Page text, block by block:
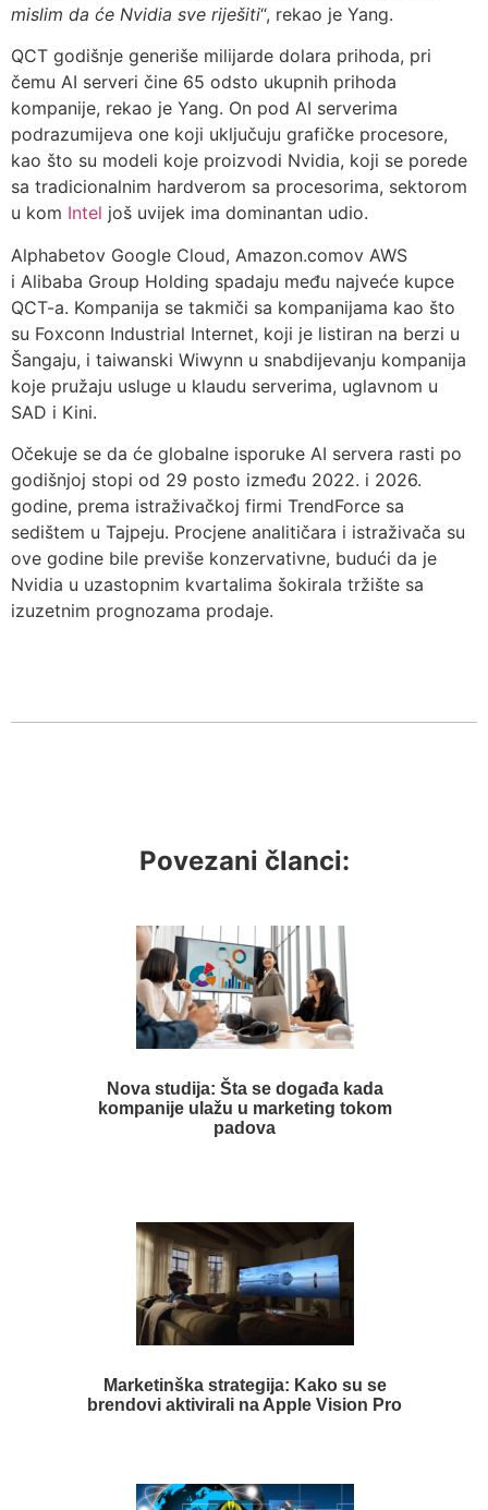
mislim da će Nvidia sve riješiti“, rekao je Yang.
QCT godišnje generiše milijarde dolara prihoda, pri
čemu AI serveri čine 65 odsto ukupnih prihoda
kompanije, rekao je Yang. On pod AI serverima
podrazumijeva one koji uključuju grafičke procesore,
kao što su modeli koje proizvodi Nvidia, koji se porede
sa tradicionalnim hardverom sa procesorima, sektorom
u kom Intel još uvijek ima dominantan udio.
Alphabetov Google Cloud, Amazon.comov AWS
i Alibaba Group Holding spadaju među najveće kupce
QCT-a. Kompanija se takmiči sa kompanijama kao što
su Foxconn Industrial Internet, koji je listiran na berzi u
Šangaju, i taiwanski Wiwynn u snabdijevanju kompanija
koje pružaju usluge u klaudu serverima, uglavnom u
SAD i Kini.
Očekuje se da će globalne isporuke AI servera rasti po
godišnjoj stopi od 29 posto između 2022. i 2026.
godine, prema istraživačkoj firmi TrendForce sa
sedištem u Tajpeju. Procjene analitičara i istraživača su
ove godine bile previše konzervativne, budući da je
Nvidia u uzastopnim kvartalima šokirala tržište sa
izuzetnim prognozama prodaje.
Povezani članci:
Nova studija: Šta se događa kada
kompanije ulažu u marketing tokom
padova
Marketinška strategija: Kako su se
brendovi aktivirali na Apple Vision Pro